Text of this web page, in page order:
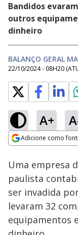
Bandidos
outros
dinheiro
BALANÇO GERAL
22/10/2024 - 08H20
A+
Adicione como
Ativar
Loaded
32.91%
Uma empresa
paulista
ser invadida
levaram 32
equipamentos